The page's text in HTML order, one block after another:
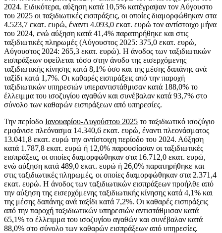
2024. Ειδικότερα, αύξηση κατά 10,5% κατέγραψαν τον Αύγουστο
του 2025 οι ταξιδιωτικές εισπράξεις, οι οποίες διαμορφώθηκαν στα
4.523,7 εκατ. ευρώ, έναντι 4.093,0 εκατ. ευρώ τον αντίστοιχο μήνα
του 2024, ενώ αύξηση κατά 41,4% παρατηρήθηκε και στις
ταξιδιωτικές πληρωμές (Αύγουστος 2025: 375,0 εκατ. ευρώ,
Αύγουστος 2024: 265,3 εκατ. ευρώ). Η άνοδος των ταξιδιωτικών
εισπράξεων οφείλεται τόσο στην άνοδο της εισερχόμενης
ταξιδιωτικής κίνησης κατά 8,1% όσο και της μέσης δαπάνης ανά
ταξίδι κατά 1,7%. Οι καθαρές εισπράξεις από την παροχή
ταξιδιωτικών υπηρεσιών υπεραντιστάθμισαν κατά 188,0% το
έλλειμμα του ισοζυγίου αγαθών και συνέβαλαν κατά 93,7% στο
σύνολο των καθαρών εισπράξεων από υπηρεσίες.
Την περίοδο Ιανουαρίου-Αυγούστου 2025 το ταξιδιωτικό ισοζύγιο
εμφάνισε πλεόνασμα 14.340,6 εκατ. ευρώ, έναντι πλεονάσματος
13.041,8 εκατ. ευρώ την αντίστοιχη περίοδο του 2024. Αύξηση
κατά 1.787,8 εκατ. ευρώ ή 12,0% παρουσίασαν οι ταξιδιωτικές
εισπράξεις, οι οποίες διαμορφώθηκαν στα 16.712,0 εκατ. ευρώ,
ενώ αύξηση κατά 489,0 εκατ. ευρώ ή 26,0% παρατηρήθηκε και
στις ταξιδιωτικές πληρωμές, οι οποίες διαμορφώθηκαν στα 2.371,4
εκατ. ευρώ. Η άνοδος των ταξιδιωτικών εισπράξεων προήλθε από
την αύξηση της εισερχόμενης ταξιδιωτικής κίνησης κατά 4,1% και
της μέσης δαπάνης ανά ταξίδι κατά 7,2%. Οι καθαρές εισπράξεις
από την παροχή ταξιδιωτικών υπηρεσιών αντιστάθμισαν κατά
65,1% το έλλειμμα του ισοζυγίου αγαθών και συνέβαλαν κατά
88,0% στο σύνολο των καθαρών εισπράξεων από υπηρεσίες.